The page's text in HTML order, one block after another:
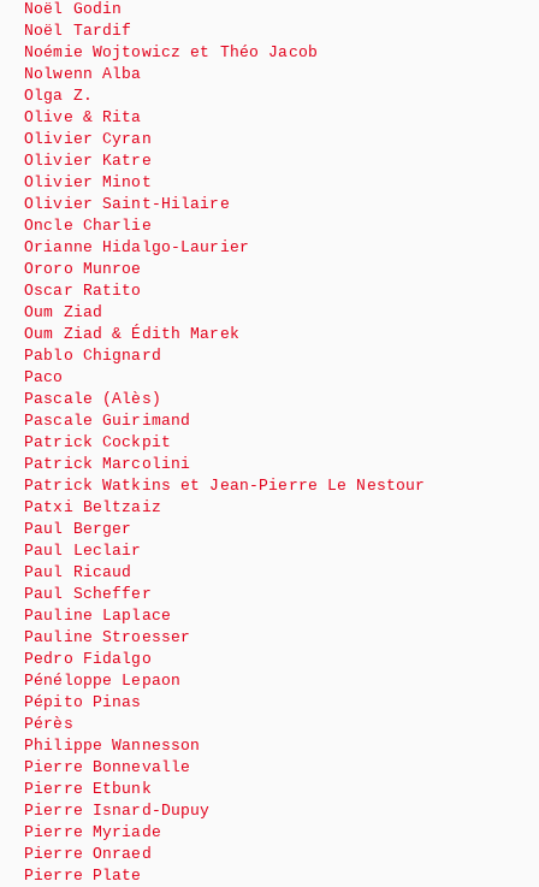
Noël Godin
Noël Tardif
Noémie Wojtowicz et Théo Jacob
Nolwenn Alba
Olga Z.
Olive & Rita
Olivier Cyran
Olivier Katre
Olivier Minot
Olivier Saint-Hilaire
Oncle Charlie
Orianne Hidalgo-Laurier
Ororo Munroe
Oscar Ratito
Oum Ziad
Oum Ziad & Édith Marek
Pablo Chignard
Paco
Pascale (Alès)
Pascale Guirimand
Patrick Cockpit
Patrick Marcolini
Patrick Watkins et Jean-Pierre Le Nestour
Patxi Beltzaiz
Paul Berger
Paul Leclair
Paul Ricaud
Paul Scheffer
Pauline Laplace
Pauline Stroesser
Pedro Fidalgo
Pénéloppe Lepaon
Pépito Pinas
Pérès
Philippe Wannesson
Pierre Bonnevalle
Pierre Etbunk
Pierre Isnard-Dupuy
Pierre Myriade
Pierre Onraed
Pierre Plate